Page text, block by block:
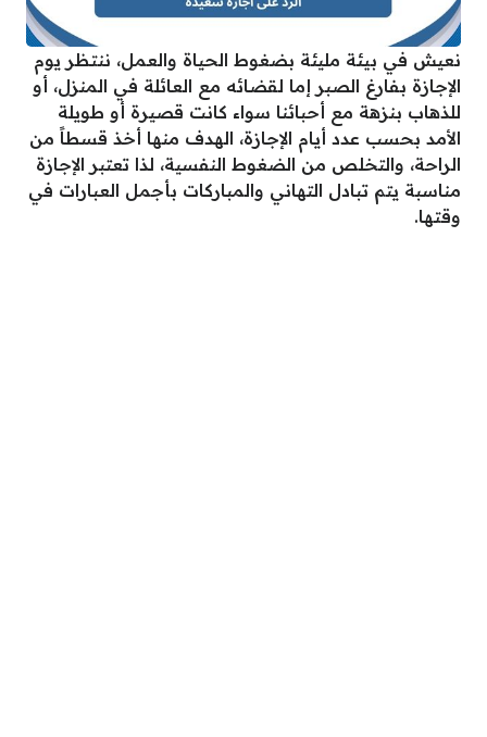
نعيش في بيئة مليئة بضغوط الحياة والعمل، ننتظر يوم
الإجازة بفارغ الصبر إما لقضائه مع العائلة في المنزل، أو
للذهاب بنزهة مع أحبائنا سواء كانت قصيرة أو طويلة
الأمد بحسب عدد أيام الإجازة، الهدف منها أخذ قسطاً من
الراحة، والتخلص من الضغوط النفسية، لذا تعتبر الإجازة
مناسبة يتم تبادل التهاني والمباركات بأجمل العبارات في
وقتها.